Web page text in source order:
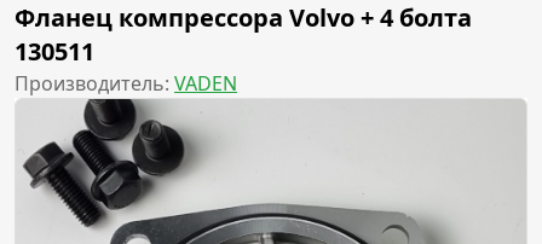
Фланец компрессора Volvo + 4 болта
130511
Производитель: VADEN